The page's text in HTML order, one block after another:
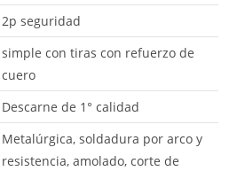
2p seguridad
simple con tiras con refuerzo de
cuero
Descarne de 1° calidad
Metalúrgica, soldadura por arco y
resistencia, amolado, corte de